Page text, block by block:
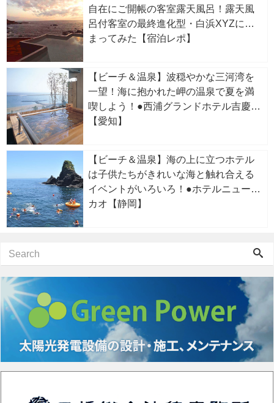
自在にご開帳の客室露天風呂！露天風
呂付客室の最終進化型・白浜XYZに泊
まってみた【宿泊レポ】
【ビーチ＆温泉】波穏やかな三河湾を
一望！海に抱かれた岬の温泉で夏を満
喫しよう！●西浦グランドホテル吉慶
【愛知】
【ビーチ＆温泉】海の上に立つホテル
は子供たちがきれいな海と触れ合える
イベントがいろいろ！●ホテルニューア
カオ【静岡】